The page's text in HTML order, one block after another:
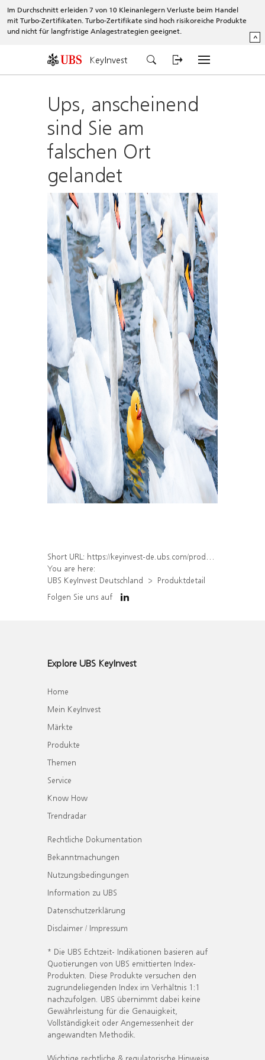
Im Durchschnitt erleiden 7 von 10 Kleinanlegern Verluste beim Handel
mit Turbo-Zertifikaten. Turbo-Zertifikate sind hoch risikoreiche Produkte
und nicht für langfristige Anlagestrategien geeignet.
^
KeyInvest
Ups, anscheinend
sind Sie am
falschen Ort
gelandet
Short URL: https://keyinvest-de.ubs.com/produkt/detail/index/isin/DE000WA79229
You are here:
UBS KeyInvest Deutschland
Produktdetail
Folgen Sie uns auf
Explore UBS KeyInvest
Home
Mein KeyInvest
Märkte
Produkte
Themen
Service
Know How
Trendradar
Rechtliche Dokumentation
Bekanntmachungen
Nutzungsbedingungen
Information zu UBS
Datenschutzerklärung
Disclaimer / Impressum
* Die UBS Echtzeit- Indikationen basieren auf
Quotierungen von UBS emittierten Index-
Produkten. Diese Produkte versuchen den
zugrundeliegenden Index im Verhältnis 1:1
nachzufolgen. UBS übernimmt dabei keine
Gewährleistung für die Genauigkeit,
Vollständigkeit oder Angemessenheit der
angewandten Methodik.